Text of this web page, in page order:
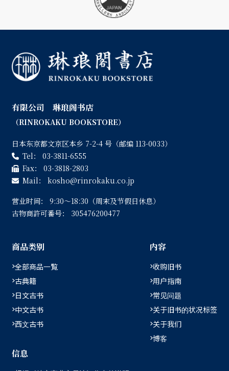
有限公司 琳琅阁书店
（RINROKAKU BOOKSTORE）
日本东京都文京区本乡 7-2-4 号（邮编 113-0033）
Tel：
03-3811-6555
Fax：
03-3818-2803
Mail：
kosho
rinrokaku.co.jp
营业时间：
9:30〜18:30（周末及节假日休息）
古物商許可番号：
305476200477
商品类别
全部商品一覧
古典籍
日文古书
中文古书
西文古书
内容
收购旧书
用户指南
常见问题
关于旧书的状况标签
关于我们
博客
信息